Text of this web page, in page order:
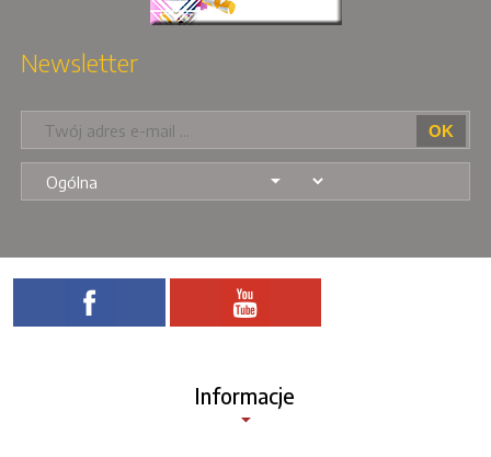
Newsletter
Informacje